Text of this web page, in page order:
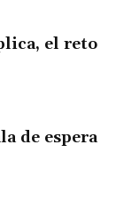
el reto
de espera